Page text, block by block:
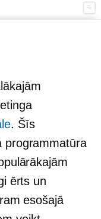
. Šīs
programmatūra
ērts un
esošajā